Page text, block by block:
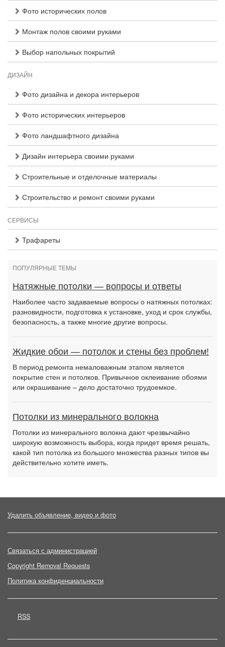
Фото исторических полов
Монтаж полов своими руками
Выбор напольных покрытий
ДИЗАЙН
Фото дизайна и декора интерьеров
Фото исторических интерьеров
Фото ландшафтного дизайна
Дизайн интерьера своими руками
Строительные и отделочные материалы
Строительство и ремонт своими руками
СЕРВИСЫ
Трафареты
ПОПУЛЯРНЫЕ ТЕМЫ
Натяжные потолки — вопросы и ответы
Наиболее часто задаваемые вопросы о натяжных потолках:
разновидности, подготовка к установке, уход и срок службы,
безопасность, а также многие другие вопросы.
Жидкие обои — потолок и стены без проблем!
В период ремонта немаловажным этапом является
покрытие стен и потолков. Привычное оклеивание обоями
или окрашивание – дело достаточно трудоемкое.
Потолки из минерального волокна
Потолки из минерального волокна дают чрезвычайно
широкую возможность выбора, когда придет время решать,
какой тип потолка из большого множества разных типов вы
действительно хотите иметь.
Удалить объявление, видео и фото
Связаться с администрацией
Copyright Removal Requests
Политика конфиденциальности
RSS